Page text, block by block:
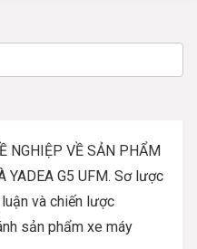
NGHIỆP VỀ SẢN PHẨM
YADEA G5 UFM. Sơ lược
và chiến lược
sản phẩm xe máy